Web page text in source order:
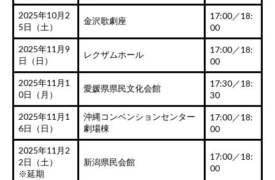
2025年10月2
5日（土）
金沢歌劇座
17:00／18:
00
2025年11月9
日（日）
レクザムホール
17:00／18:
00
2025年11月1
0日（月）
愛媛県県民文化会館
17:30／18:
30
2025年11月1
6日（日）
沖縄コンベンションセンター
劇場棟
17:00／18:
00
2025年11月2
2日（土）
※延期
新潟県民会館
17:00／18:
00